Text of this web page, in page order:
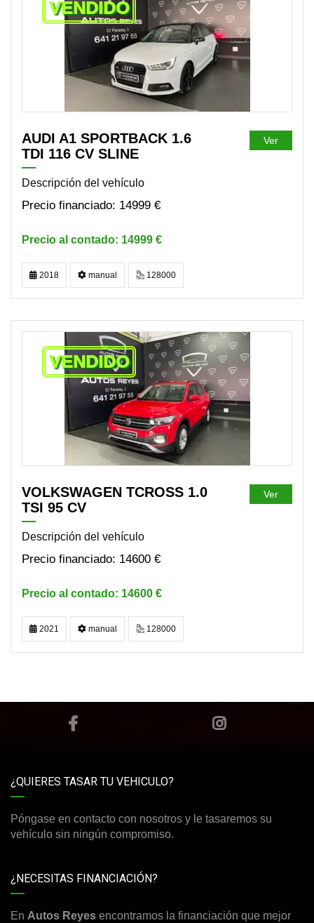
VENDIDO
AUDI A1 SPORTBACK 1.6
TDI 116 CV SLINE
Descripción del vehículo
14999 €
14999 €
Ver
2018 manual 128000
VENDIDO
VOLKSWAGEN TCROSS 1.0
TSI 95 CV
Descripción del vehículo
14600 €
14600 €
Ver
2021 manual 128000
¿QUIERES TASAR TU VEHICULO?
Póngase en contacto con nosotros y le tasaremos su
vehículo sin ningún compromiso.
¿NECESITAS FINANCIACIÓN?
En Autos Reyes encontramos la financiación que mejor